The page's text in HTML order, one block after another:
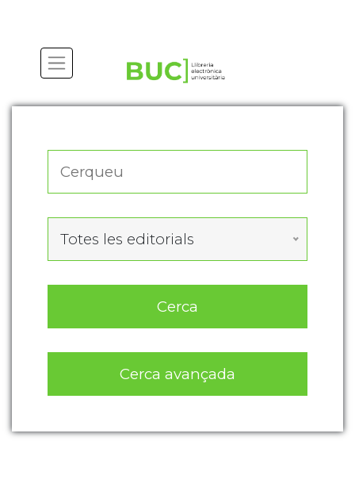
Totes les editorials
Cerca
Cerca avançada